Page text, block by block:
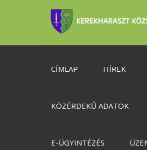
CÍMLAP HÍREK
KÖZÉRDEKŰ ADATOK
E-ÜGYINTÉZÉS